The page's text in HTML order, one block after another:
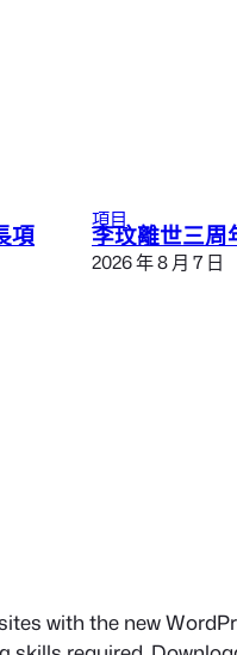
項
項目
李玟離世三周
2026 年 8 月 7 日
with the new